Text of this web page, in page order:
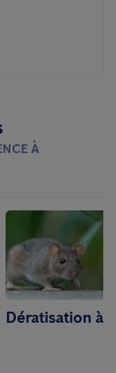
À
Dératisation à